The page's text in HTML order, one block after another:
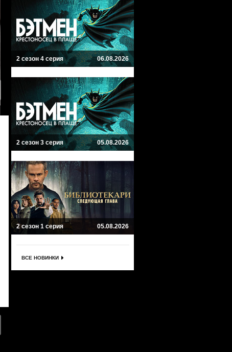
2 сезон 4 серия 06.08.2026
2 сезон 3 серия 05.08.2026
2 сезон 1 серия 05.08.2026
ВСЕ НОВИНКИ